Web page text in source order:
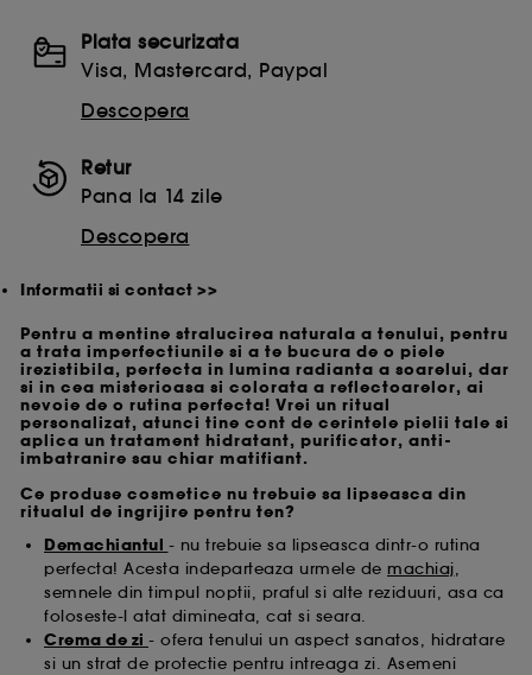
Plata securizata
Visa, Mastercard, Paypal
Descopera
Retur
Pana la 14 zile
Descopera
Informatii si contact >>
Pentru a mentine stralucirea naturala a tenului, pentru
a trata imperfectiunile si a te bucura de o piele
irezistibila, perfecta in lumina radianta a soarelui, dar
si in cea misterioasa si colorata a reflectoarelor, ai
nevoie de o rutina perfecta! Vrei un ritual
personalizat, atunci tine cont de cerintele pielii tale si
aplica un tratament hidratant, purificator, anti-
imbatranire sau chiar matifiant.
Ce produse cosmetice nu trebuie sa lipseasca din
ritualul de ingrijire pentru ten?
Demachiantul - nu trebuie sa lipseasca dintr-o rutina
perfecta! Acesta indeparteaza urmele de machiaj,
semnele din timpul noptii, praful si alte reziduuri, asa ca
foloseste-l atat dimineata, cat si seara.
Crema de zi - ofera tenului un aspect sanatos, hidratare
si un strat de protectie pentru intreaga zi. Asemeni